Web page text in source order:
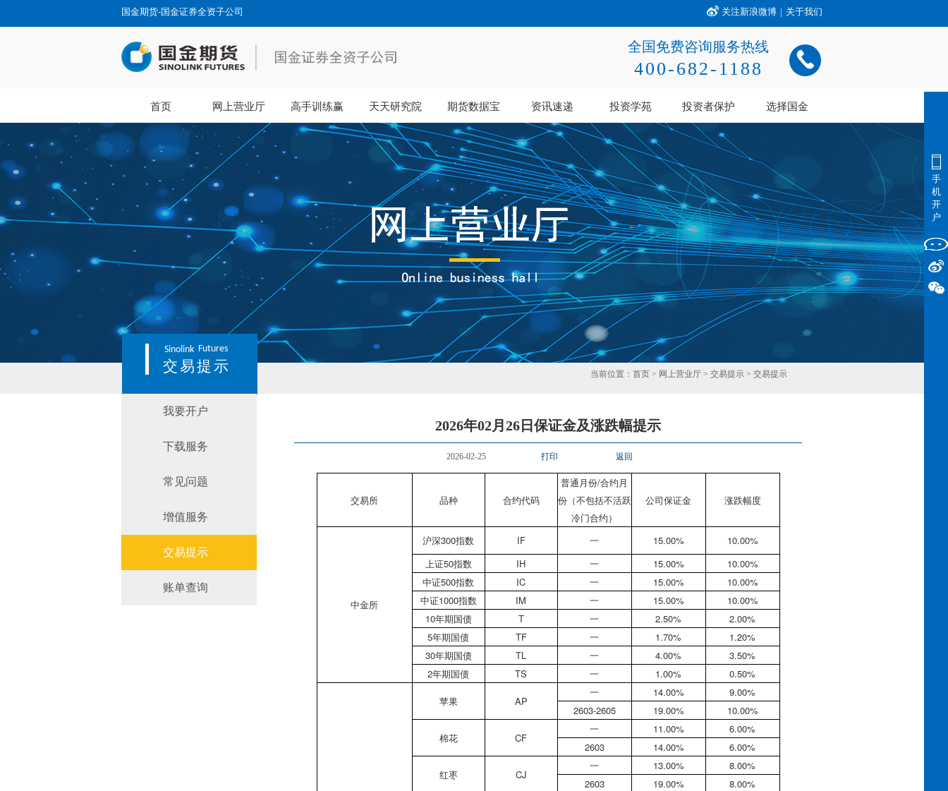
国金期货-国金证券全资子公司 关注新浪微博 | 关于我们
全国免费咨询服务热线
400-682-1188
首页 网上营业厅 高手训练赢 天天研究院 期货数据宝 资讯速递 投资学苑 投资者保护 选择国金
Sinolink Futures
交易提示 当前位置： 首页 > 网上营业厅 > 交易提示 > 交易提示
我要开户
下载服务
常见问题
增值服务
交易提示
账单查询
2026年02月26日保证金及涨跌幅提示
2026-02-25 打印 返回
交易所 品种 合约代码
普通月份/合约月
份（不包括不活跃
冷门合约）
公司保证金 涨跌幅度
中金所
沪深300指数 IF 一 15.00%
10.00%
上证50指数
IH 一 15.00%
10.00%
中证500指数
IC 一 15.00%
10.00%
中证1000指数
IM 一 15.00%
10.00%
10年期国债
T 一 2.50%
2.00%
5年期国债
TF 一 1.70%
1.20%
30年期国债
TL 一 4.00%
3.50%
2年期国债
TS 一 1.00% 0.50%
苹果 AP
一 14.00%
9.00%
2603-2605
19.00% 10.00%
棉花 CF
一 11.00%
6.00%
2603
14.00% 6.00%
红枣 CJ
一 13.00%
8.00%
2603
19.00% 8.00%
手
机
开
户